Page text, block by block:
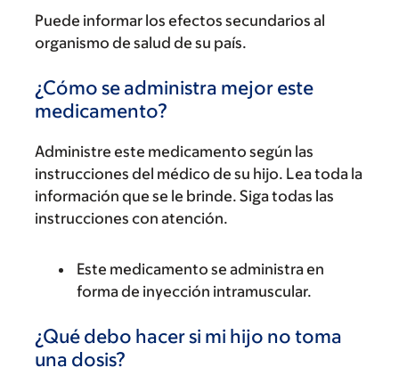
Puede informar los efectos secundarios al
organismo de salud de su país.
¿Cómo se administra mejor este
medicamento?
Administre este medicamento según las
instrucciones del médico de su hijo. Lea toda la
información que se le brinde. Siga todas las
instrucciones con atención.
Este medicamento se administra en
forma de inyección intramuscular.
¿Qué debo hacer si mi hijo no toma
una dosis?